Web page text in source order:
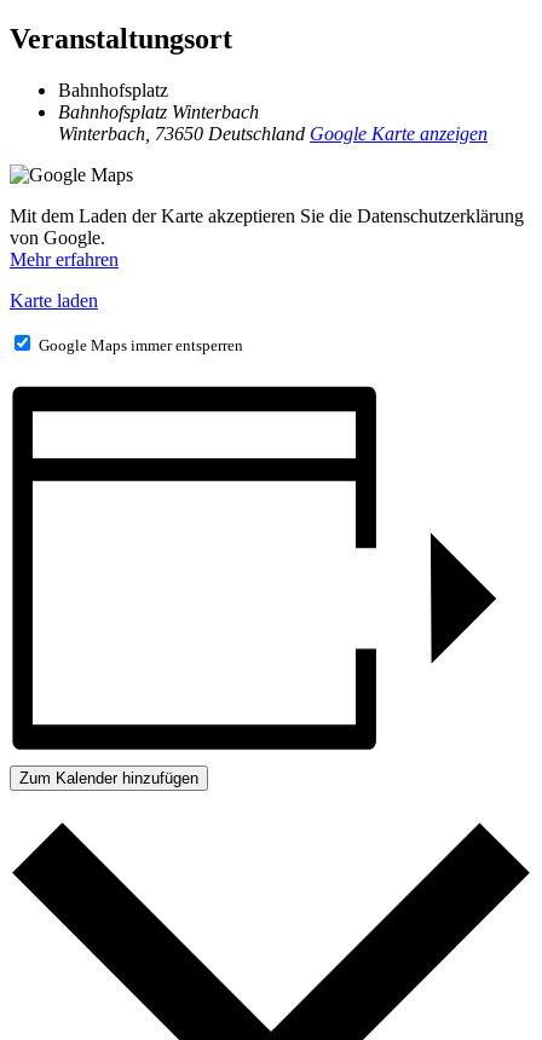
Veranstaltungsort
Bahnhofsplatz
Bahnhofsplatz Winterbach
Winterbach 73650 Deutschland Google Karte anzeigen
Mit dem Laden der Karte akzeptieren Sie die Datenschutzerklärung
von Google.
Mehr erfahren
Karte laden
Google Maps immer entsperren
Zum Kalender hinzufügen